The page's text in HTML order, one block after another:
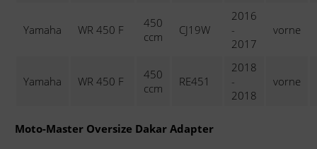
Yamaha WR 450 F
450
ccm
CJ19W
2016
-
2017
vorne
Yamaha WR 450 F
450
ccm
RE451
2018
-
2018
vorne
Moto-Master Oversize Dakar Adapter